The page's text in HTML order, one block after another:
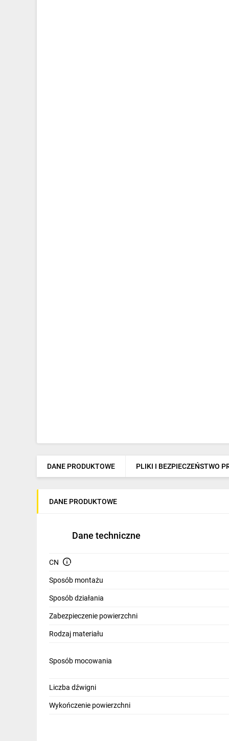
DANE PRODUKTOWE PLIKI I BEZPIECZEŃSTWO
DANE PRODUKTOWE
Dane techniczne
CN
Sposób montażu
Sposób działania
Zabezpieczenie powierzchni
Rodzaj materiału
Sposób mocowania
Liczba dźwigni
Wykończenie powierzchni